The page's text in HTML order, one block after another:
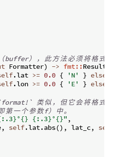
（buffer） ， 此方法必须将格式
Formatter) -> fmt::Result
.lat >= 0.0 { 'N' } else
.lon >= 0.0 { 'E' } else
类 似 ， 但 它 会将格式
第 一 个参 数f） 中。
{:.3}°{}" ,
, self.lat.abs() , lat_c,
self